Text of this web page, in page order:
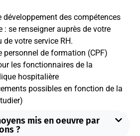
développement des compétences
: se renseigner auprès de votre
de votre service RH.
personnel de formation (CPF)
les fonctionnaires de la
hospitalière
possibles en fonction de la
mis en oeuvre par
?